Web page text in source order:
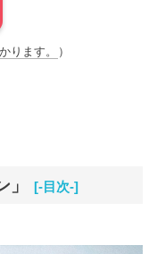
ります。 ）
[-目次-]